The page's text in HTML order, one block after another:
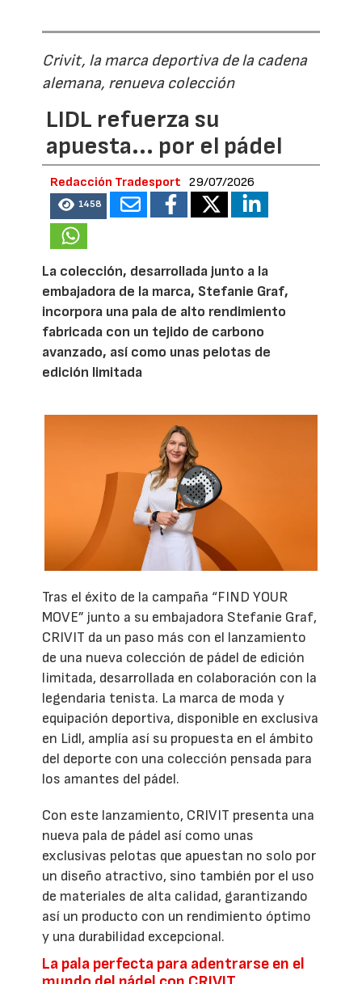
Crivit, la marca deportiva de la cadena
alemana, renueva colección
LIDL refuerza su
apuesta... por el pádel
Redacción Tradesport 29/07/2026
1458
La colección, desarrollada junto a la
embajadora de la marca, Stefanie Graf,
incorpora una pala de alto rendimiento
fabricada con un tejido de carbono
avanzado, así como unas pelotas de
edición limitada
Tras el éxito de la campaña “FIND YOUR
MOVE” junto a su embajadora Stefanie Graf,
CRIVIT da un paso más con el lanzamiento
de una nueva colección de pádel de edición
limitada, desarrollada en colaboración con la
legendaria tenista. La marca de moda y
equipación deportiva, disponible en exclusiva
en Lidl, amplía así su propuesta en el ámbito
del deporte con una colección pensada para
los amantes del pádel.
Con este lanzamiento, CRIVIT presenta una
nueva pala de pádel así como unas
exclusivas pelotas que apuestan no solo por
un diseño atractivo, sino también por el uso
de materiales de alta calidad, garantizando
así un producto con un rendimiento óptimo
y una durabilidad excepcional.
La pala perfecta para adentrarse en el